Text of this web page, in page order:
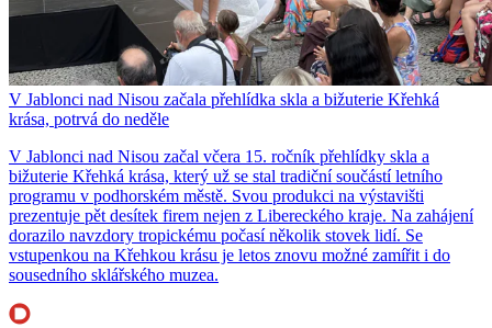
V Jablonci nad Nisou začala přehlídka skla a bižuterie Křehká
krása, potrvá do neděle
V Jablonci nad Nisou začal včera 15. ročník přehlídky skla a
bižuterie Křehká krása, který už se stal tradiční součástí letního
programu v podhorském městě. Svou produkci na výstavišti
prezentuje pět desítek firem nejen z Libereckého kraje. Na zahájení
dorazilo navzdory tropickému počasí několik stovek lidí. Se
vstupenkou na Křehkou krásu je letos znovu možné zamířit i do
sousedního sklářského muzea.